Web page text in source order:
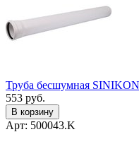
Труба бесшумная
553 руб.
В корзину
Арт: 500043.K